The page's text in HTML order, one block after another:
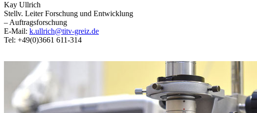
Kay Ullrich
Stellv. Leiter Forschung und Entwicklung
– Auftragsforschung
E-Mail: k.ullrich@titv-greiz.de
Tel: +49(0)3661 611-314